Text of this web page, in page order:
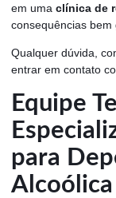
em uma clínica de
consequências bem
Qualquer dúvida,
entrar em contato
Equipe
para